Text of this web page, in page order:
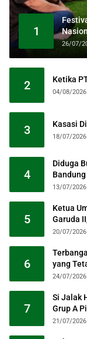
1
Masjid
26/07/
2 Ketika
04/08/2026
3 Kasasi
18/07/2026
4
Diduga
13/07/2026
5
Ketua
Garuda
20/07/2026
6
yang
24/07/2026
7
Si Jalak
Grup A
21/07/2026